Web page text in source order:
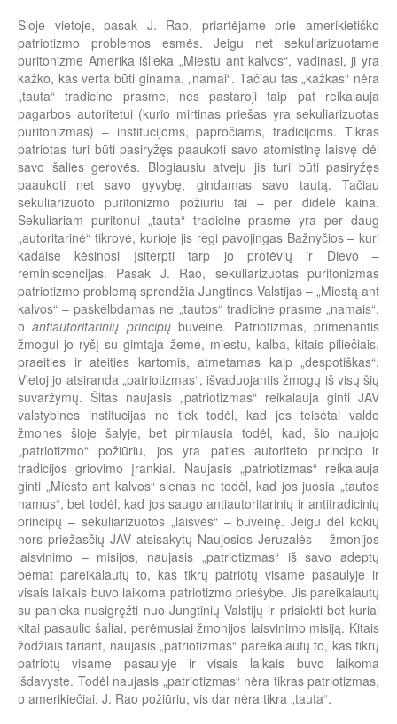
Šioje vietoje, pasak J. Rao, priartėjame prie amerikietiško
patriotizmo problemos esmės. Jeigu net sekuliarizuotame
puritonizme Amerika išlieka „Miestu ant kalvos“, vadinasi, ji yra
kažko, kas verta būti ginama, „namai“. Tačiau tas „kažkas“ nėra
„tauta“ tradicine prasme, nes pastaroji taip pat reikalauja
pagarbos autoritetui (kurio mirtinas priešas yra sekuliarizuotas
puritonizmas) – institucijoms, papročiams, tradicijoms. Tikras
patriotas turi būti pasiryžęs paaukoti savo atomistinę laisvę dėl
savo šalies gerovės. Blogiausiu atveju jis turi būti pasiryžęs
paaukoti net savo gyvybę, gindamas savo tautą. Tačiau
sekuliarizuoto puritonizmo požiūriu tai – per didelė kaina.
Sekuliariam puritonui „tauta“ tradicine prasme yra per daug
„autoritarinė“ tikrovė, kurioje jis regi pavojingas Bažnyčios – kuri
kadaise kėsinosi įsiterpti tarp jo protėvių ir Dievo –
reminiscencijas. Pasak J. Rao, sekuliarizuotas puritonizmas
patriotizmo problemą sprendžia Jungtines Valstijas – „Miestą ant
kalvos“ – paskelbdamas ne „tautos“ tradicine prasme „namais“,
oantiautoritarinių principųbuveine. Patriotizmas, primenantis
žmogui jo ryšį su gimtąja žeme, miestu, kalba, kitais piliečiais,
praeities ir ateities kartomis, atmetamas kaip „despotiškas“.
Vietoj jo atsiranda „patriotizmas“, išvaduojantis žmogų iš visų šių
suvaržymų. Šitas naujasis „patriotizmas“ reikalauja ginti JAV
valstybines institucijas ne tiek todėl, kad jos teisėtai valdo
žmones šioje šalyje, bet pirmiausia todėl, kad, šio naujojo
„patriotizmo“ požiūriu, jos yra paties autoriteto principo ir
tradicijos griovimo įrankiai. Naujasis „patriotizmas“ reikalauja
ginti „Miesto ant kalvos“ sienas ne todėl, kad jos juosia „tautos
namus“, bet todėl, kad jos saugo antiautoritarinių ir antitradicinių
principų – sekuliarizuotos „laisvės“ – buveinę. Jeigu dėl kokių
nors priežasčių JAV atsisakytų Naujosios Jeruzalės – žmonijos
laisvinimo – misijos, naujasis „patriotizmas“ iš savo adeptų
bemat pareikalautų to, kas tikrų patriotų visame pasaulyje ir
visais laikais buvo laikoma patriotizmo priešybe. Jis pareikalautų
su panieka nusigręžti nuo Jungtinių Valstijų ir prisiekti bet kuriai
kitai pasaulio šaliai, perėmusiai žmonijos laisvinimo misiją. Kitais
žodžiais tariant, naujasis „patriotizmas“ pareikalautų to, kas tikrų
patriotų visame pasaulyje ir visais laikais buvo laikoma
išdavyste. Todėl naujasis „patriotizmas“ nėra tikras patriotizmas,
o amerikiečiai, J. Rao požiūriu, vis dar nėra tikra „tauta“.